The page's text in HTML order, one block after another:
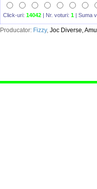
Click-uri: 14042 | Nr. voturi: 1 | Suma
Producator: Fizzy, Joc Diverse,